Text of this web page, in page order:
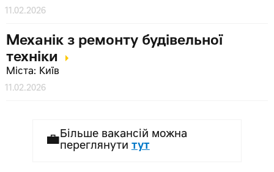
11.02.2026
Механік з ремонту будівельної
техніки
Міста: Київ
11.02.2026
💼Більше вакансій можна
переглянути тут